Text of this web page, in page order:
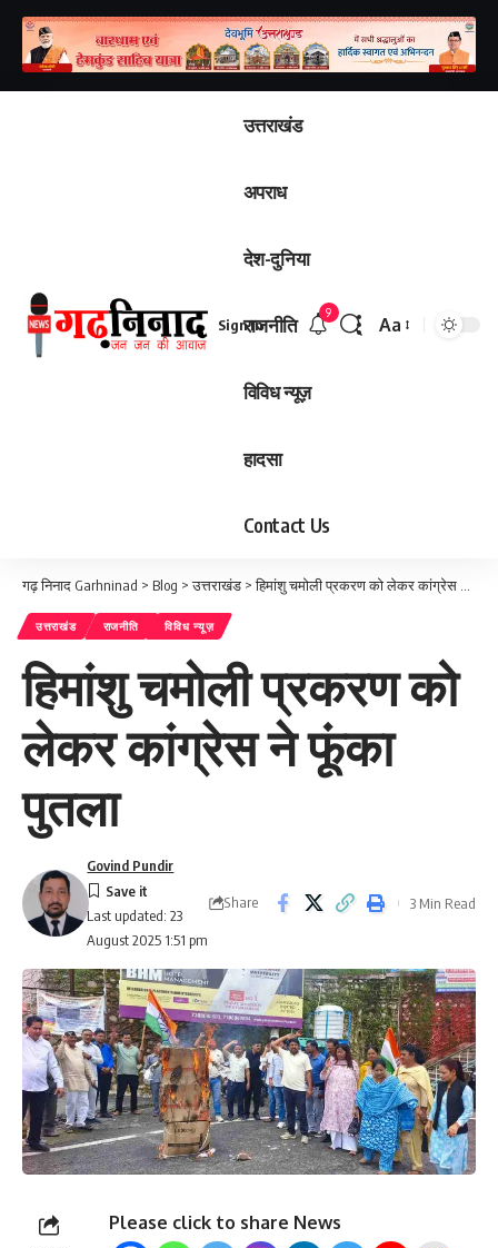
उत्तराखंड
अपराध
देश-दुनिया
राजनीति
विविध न्यूज़
हादसा
Contact Us
Sign In
9
Font
Aa
गढ़ निनाद Garhninad > Blog >उत्तराखंड >हिमांशु चमोली प्रकरण को लेकर कांग्रेस ने फूंका पुतला
उत्तराखंड राजनीति विविध न्यूज़
हिमांशु चमोली प्रकरण को
लेकर कांग्रेस ने फूंका
पुतला
Last updated: 23
August 2025 1:51 pm
Govind Pundir
Share 3 Min Read
Please click to share News